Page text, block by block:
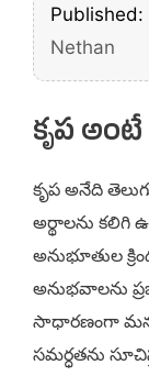
Published:
Nethan
కృప
కృప అనేది
అర్థాలను కలిగి
అనుభూతుల
అనుభవాలను
సాధారణంగా
సమర్ధతను